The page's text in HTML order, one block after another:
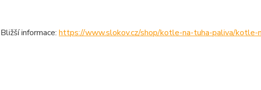
Bližší informace: https://www.slokov.cz/shop/kotle-na-tuha-paliva/